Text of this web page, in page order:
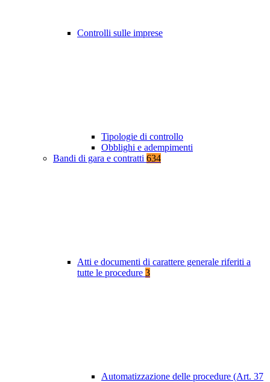
Controlli sulle imprese
Tipologie di controllo
Obblighi e adempimenti
Bandi di gara e contratti 634
Atti e documenti di carattere generale riferiti a
tutte le procedure 3
Automatizzazione delle procedure (Art. 37